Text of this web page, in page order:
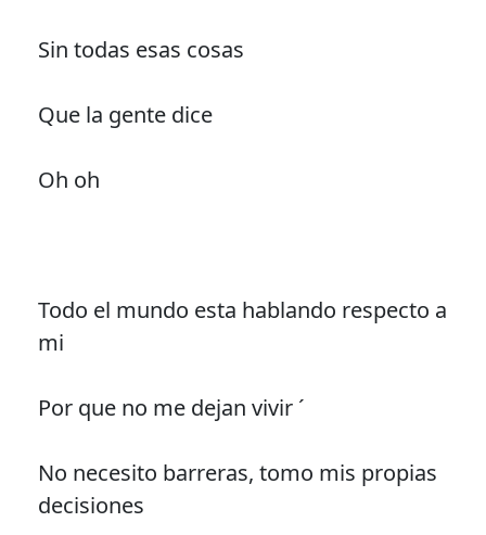
Sin todas esas cosas
Que la gente dice
Oh oh
Todo el mundo esta hablando respecto a
mi
Por que no me dejan vivir ´
No necesito barreras, tomo mis propias
decisiones